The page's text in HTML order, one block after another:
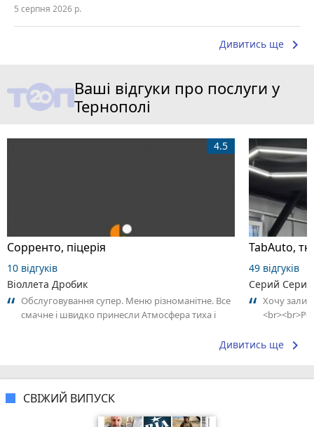
5 серпня 2026 р.
Дивитись ще keyboard_arrow_right
Ваші відгуки про послуги у
Тернополі
Сорренто, піцерія
4.5
10 відгуків
Віоллета Дробик
Обслуговування супер. Меню різноманітне. Все
смачне і швидко принесли Атмосфера тиха і
TabAuto,
49 відгуків
Серий Серий
Хочу
Дивитись ще keyboard_arrow_right
СВІЖИЙ ВИПУСК